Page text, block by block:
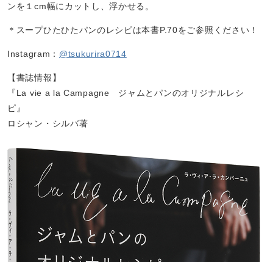
ンを１cm幅にカットし、浮かせる。
＊スープひたひたパンのレシピは本書P.70をご参照ください！
Instagram： @tsukurira0714
【書誌情報】
『La vie a la Campagne ジャムとパンのオリジナルレシ
ピ』
ロシャン・シルバ著